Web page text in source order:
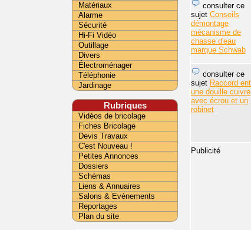
consulter ce
sujet Conseils
démontage
mécanisme de
chasse d'eau
marque Schwab
consulter ce
sujet Raccord
une douille cuivre
avec écrou et un
robinet
Publicité
Matériaux
Alarme
Sécurité
Hi-Fi Vidéo
Outillage
Divers
Électroménager
Téléphonie
Jardinage
Rubriques
Vidéos de bricolage
Fiches Bricolage
Devis Travaux
C'est Nouveau !
Petites Annonces
Dossiers
Schémas
Liens & Annuaires
Salons & Evènements
Reportages
Plan du site